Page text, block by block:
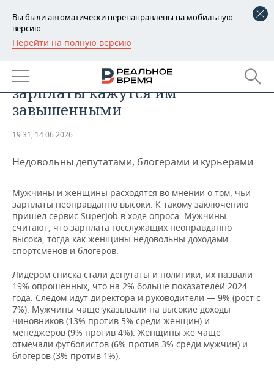
Вы были автоматически перенаправлены на мобильную
версию.
Перейти на полную версию
РЕГИОНЫ
БАШКОРТОСТАН
ТАТАРСТАН
НОВОСТИ
АНАЛИТИКА
ДЕКЛАРАЦИИ О ДОХОДАХ
ВУЗЫ ТАТАРСТАНА
КОМУ ПРИНАДЛЕЖАТ
ТОРГОВЫЕ ЦЕНТРЫ
ТАТАРСТАНА
НОВОСТИ ЭКОНОМИКИ
БАНКИ
БЮДЖЕТ
ПРОМЫШЛЕННОСТЬ
ПРОМЫШЛЕННОСТИ
АГРОПРОМ
МАШИНОСТРОЕНИЕ
НЕФТЕХИМИЯ
НЕФТЬ
ОПК
ЭНЕРГЕТИКА
НОВОСТИ НЕДВИЖИМОСТИ
АВТО
НОВОСТИ АВТО
БИЗНЕС
РОЗНИЧНАЯ ТОРГОВЛЯ
ТРАНСПОРТ
УСЛУГИ
ТЕХНОЛОГИИ
НОВОСТИ ТЕХНОЛОГИЙ
IT
МЕДИА
МЕРОПРИЯТИЯ
НОВОСТИ МЕРОПРИЯТИЙ
ВЫЕЗДНАЯ РЕДАКЦИЯ
СПОРТ
НОВОСТИ СПОРТА
ОБЩЕСТВО
Россияне рассказали, чьи
зарплаты кажутся им
завышенными
19:31, 14.06.2026
Недовольны депутатами, блогерами и курьерами
Мужчины и женщины расходятся во мнении о том, чьи
зарплаты неоправданно высоки. К такому заключению
пришел сервис SuperJob в ходе опроса. Мужчины
считают, что зарплата госслужащих неоправданно
высока, тогда как женщины недовольны доходами
спортсменов и блогеров.
Лидером списка стали депутаты и политики, их назвали
19% опрошенных, что на 2% больше показателей 2024
года. Следом идут директора и руководители — 9% (рост с
7%). Мужчины чаще указывали на высокие доходы
чиновников (13% против 5% среди женщин) и
менеджеров (9% против 4%). Женщины же чаще
отмечали футболистов (6% против 3% среди мужчин) и
блогеров (3% против 1%).